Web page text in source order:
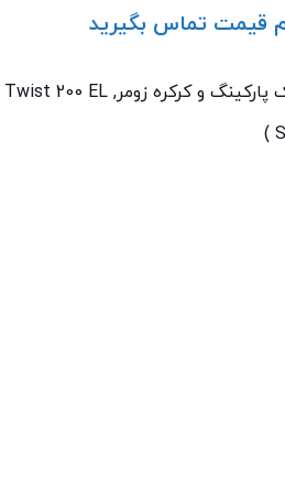
قیمت تماس بگیرید
و کرکره زومر,
Twist 200 EL